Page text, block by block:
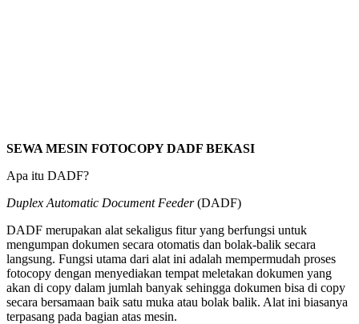
SEWA MESIN FOTOCOPY DADF BEKASI
Apa itu DADF?
Duplex Automatic Document Feeder(DADF)
DADF merupakan alat sekaligus fitur yang berfungsi untuk
mengumpan dokumen secara otomatis dan bolak-balik secara
langsung. Fungsi utama dari alat ini adalah mempermudah proses
fotocopy dengan menyediakan tempat meletakan dokumen yang
akan di copy dalam jumlah banyak sehingga dokumen bisa di copy
secara bersamaan baik satu muka atau bolak balik. Alat ini biasanya
terpasang pada bagian atas mesin.